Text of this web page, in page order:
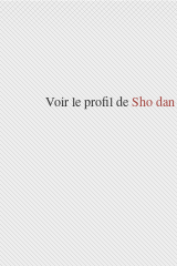
Voir le profil deSho dan